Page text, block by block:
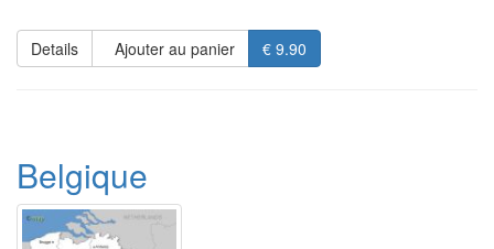
Details Ajouter au panier € 9.90
Belgique